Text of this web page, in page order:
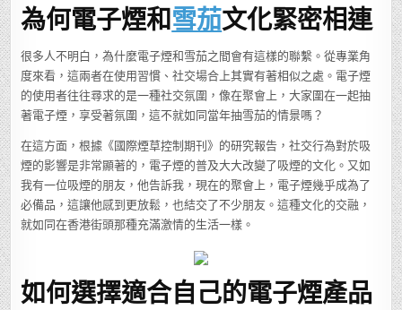
為何電子煙和雪茄文化緊密相連
很多人不明白，為什麼電子煙和雪茄之間會有這樣的聯繫。從專業角
度來看，這兩者在使用習慣、社交場合上其實有著相似之處。電子煙
的使用者往往尋求的是一種社交氛圍，像在聚會上，大家圍在一起抽
著電子煙，享受著氛圍，這不就如同當年抽雪茄的情景嗎？
在這方面，根據《國際煙草控制期刊》的研究報告，社交行為對於吸
煙的影響是非常顯著的，電子煙的普及大大改變了吸煙的文化。又如
我有一位吸煙的朋友，他告訴我，現在的聚會上，電子煙幾乎成為了
必備品，這讓他感到更放鬆，也結交了不少朋友。這種文化的交融，
就如同在香港街頭那種充滿激情的生活一樣。
如何選擇適合自己的電子煙產品